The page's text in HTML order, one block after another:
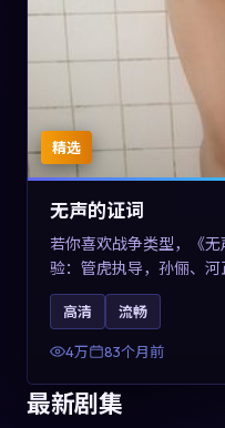
精选
无声的证词
若你喜欢战争类型，《
验：管虎执导，孙俪、河
2019年于澳大利亚上映
与个体关系，关键词包
转，适合检索「2019战
高清 流畅
4万 83个月前
最新剧集